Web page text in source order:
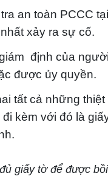
an toàn PCCC
xảy ra sự cố.
định của
được ủy quyền.
tất cả những
kèm với đó là
giấy tờ để được